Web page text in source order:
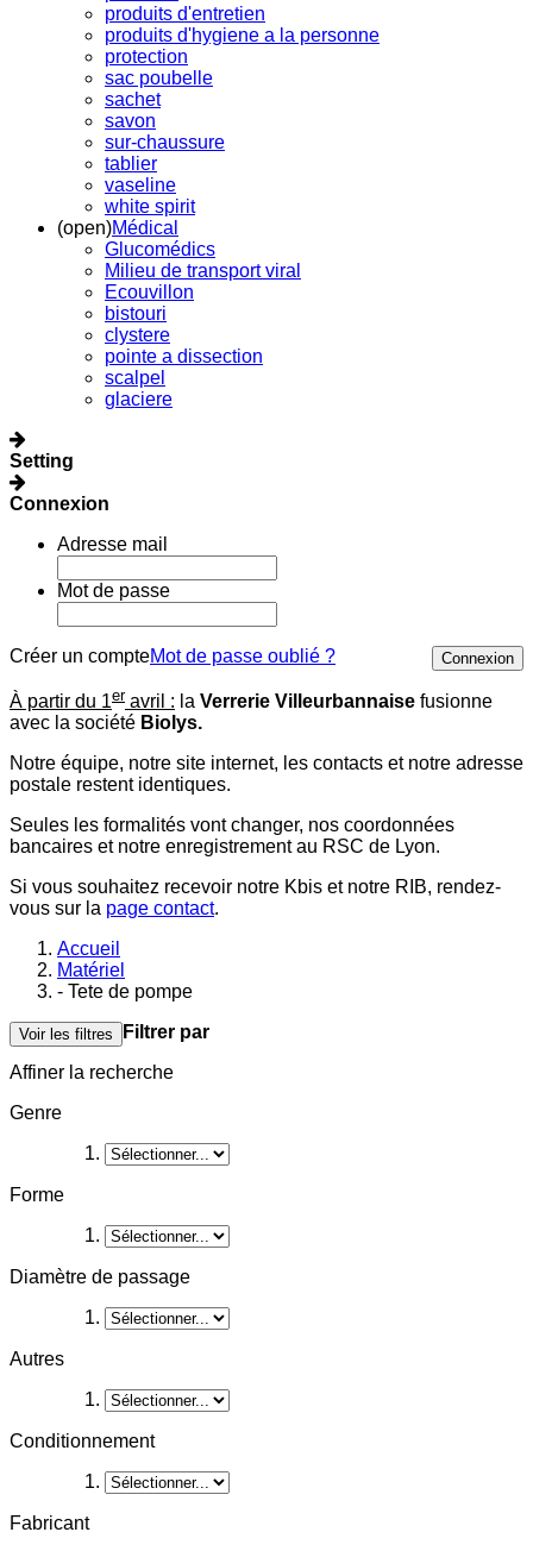
produits d'entretien
produits d'hygiene a la personne
protection
sac poubelle
sachet
savon
sur-chaussure
tablier
vaseline
white spirit
(open)Médical
Glucomédics
Milieu de transport viral
Ecouvillon
bistouri
clystere
pointe a dissection
scalpel
glaciere
Setting
Connexion
Adresse mail
Mot de passe
Créer un compte Connexion
Mot de passe oublié ?
À partir du 1er avril : la Verrerie Villeurbannaise fusionne
avec la société Biolys.
Notre équipe, notre site internet, les contacts et notre adresse
postale restent identiques.
Seules les formalités vont changer, nos coordonnées
bancaires et notre enregistrement au RSC de Lyon.
Si vous souhaitez recevoir notre Kbis et notre RIB, rendez-
vous sur la page contact.
Accueil
Matériel
- Tete de pompe
Voir les filtres
Filtrer par
Affiner la recherche
Genre
Forme
Diamètre de passage
Autres
Conditionnement
Fabricant